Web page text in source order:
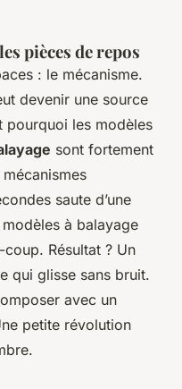
pièces de repos
: le mécanisme.
devenir une source
pourquoi les modèles
sont fortement
saute d’une
à balayage
Résultat ? Un
qui glisse sans bruit.
avec un
petite révolution